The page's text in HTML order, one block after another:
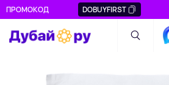
ПРОМОКОД DOBUYFIRST